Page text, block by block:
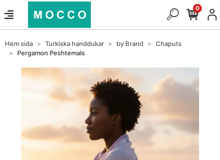
0
Hem sida Turkiska handdukar by Brand
Chaputs
Pergamon Peshtemals